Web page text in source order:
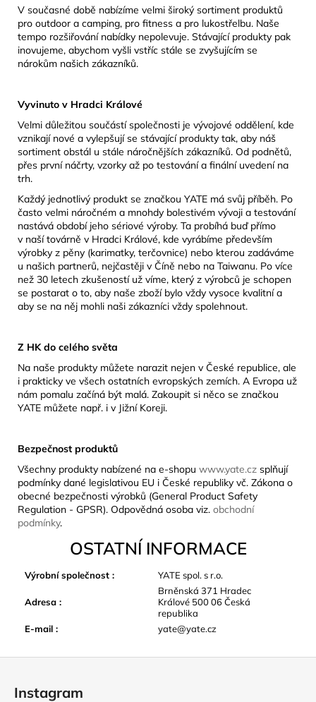
V současné době nabízíme velmi široký sortiment produktů
pro outdoor a camping, pro fitness a pro lukostřelbu. Naše
tempo rozšiřování nabídky nepolevuje. Stávající produkty pak
inovujeme, abychom vyšli vstříc stále se zvyšujícím se
nárokům našich zákazníků.
Vyvinuto v Hradci Králové
Velmi důležitou součástí společnosti je vývojové oddělení, kde
vznikají nové a vylepšují se stávající produkty tak, aby náš
sortiment obstál u stále náročnějších zákazníků. Od podnětů,
přes první náčrty, vzorky až po testování a finální uvedení na
trh.
Každý jednotlivý produkt se značkou YATE má svůj příběh. Po
často velmi náročném a mnohdy bolestivém vývoji a testování
nastává období jeho sériové výroby. Ta probíhá buď přímo
v naší továrně v Hradci Králové, kde vyrábíme především
výrobky z pěny (karimatky, terčovnice) nebo kterou zadáváme
u našich partnerů, nejčastěji v Číně nebo na Taiwanu. Po více
než 30 letech zkušeností už víme, který z výrobců je schopen
se postarat o to, aby naše zboží bylo vždy vysoce kvalitní a
aby se na něj mohli naši zákazníci vždy spolehnout.
Z HK do celého světa
Na naše produkty můžete narazit nejen v České republice, ale
i prakticky ve všech ostatních evropských zemích. A Evropa už
nám pomalu začíná být malá. Zakoupit si něco se značkou
YATE můžete např. i v Jižní Koreji.
Bezpečnost produktů
Všechny produkty nabízené na e-shopu www.yate.cz splňují
podmínky dané legislativou EU i České republiky vč. Zákona o
obecné bezpečnosti výrobků (General Product Safety
Regulation - GPSR). Odpovědná osoba viz. obchodní
podmínky.
OSTATNÍ INFORMACE
Výrobní společnost : YATE spol. s r.o.
Adresa :
Brněnská 371 Hradec
Králové 500 06 Česká
republika
E-mail : yate@yate.cz
Instagram